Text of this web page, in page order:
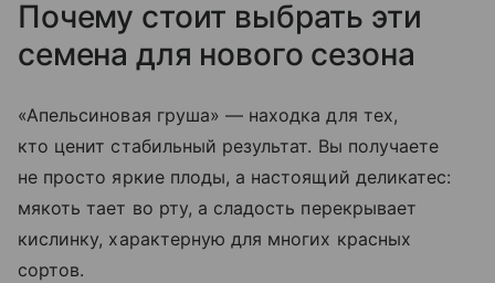
Почему стоит выбрать эти
семена для нового сезона
«Апельсиновая груша» — находка для тех,
кто ценит стабильный результат. Вы получаете
не просто яркие плоды, а настоящий деликатес:
мякоть тает во рту, а сладость перекрывает
кислинку, характерную для многих красных
сортов.